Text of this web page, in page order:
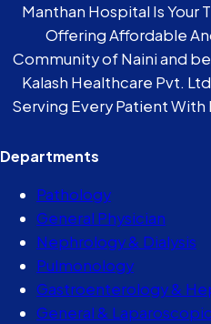
Manthan Hospital Is Your
Offering Affordable
Community of Naini and
Kalash Healthcare Pvt.
Serving Every Patient
Departments
Pathology
General Physician
Nephrology & Dialysis
Pulmonology
Gastroenterology &
General &